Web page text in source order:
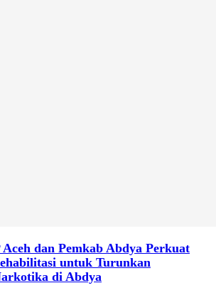
Aceh dan Pemkab Abdya Perkuat
untuk Turunkan
di Abdya